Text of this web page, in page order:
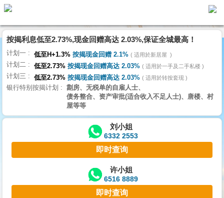
代
理
主
页
搵
楼/
交
业
主
按揭利息低至2.73%,现金回赠高达 2.03%,保证全城最高！
计划一 低至H+1.3% 按揭现金回赠 2.1% 适用於新居屋
计划二 低至2.73% 按揭现金回赠高达 2.03% 适用於一手及二手私楼
计划三 低至2.73% 按揭现金回赠高达 2.03% 适用於转按套现
银行特别按揭计划
劏房、无税单的自雇人士、
债务整合、资产审批(适合收入不足人士)、唐楼、村
屋等等
刘小姐
6332 2553
即时查询
许小姐
6516 8889
即时查询